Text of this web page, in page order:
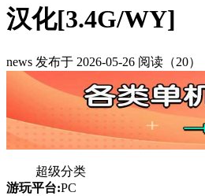
汉化[3.4G/WY]
news 发布于 2026-05-26 阅读（20）
超级分类
游玩平台:PC